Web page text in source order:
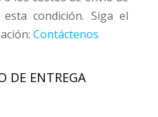
condición. Siga el
Contáctenos
DE ENTREGA